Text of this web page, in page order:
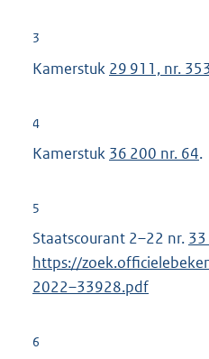
3
Kamerstuk 29 911, nr. 353
4
Kamerstuk 36 200 nr. 64.
5
Staatscourant 2–22 nr.
https://
2022–33928.pdf
6